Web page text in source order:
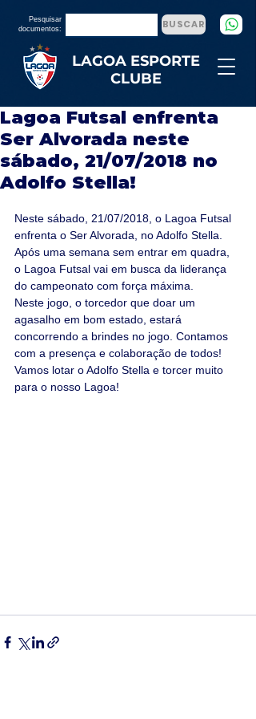
LAGOA ESPORTE
CLUBE
Pesquisar
documentos:
BUSCAR
Lagoa Futsal enfrenta
Ser Alvorada neste
sábado, 21/07/2018 no
Adolfo Stella!
Neste sábado, 21/07/2018, o Lagoa Futsal
enfrenta o Ser Alvorada, no Adolfo Stella.
Após uma semana sem entrar em quadra,
o Lagoa Futsal vai em busca da liderança
do campeonato com força máxima.
Neste jogo, o torcedor que doar um
agasalho em bom estado, estará
concorrendo a brindes no jogo. Contamos
com a presença e colaboração de todos!
Vamos lotar o Adolfo Stella e torcer muito
para o nosso Lagoa!